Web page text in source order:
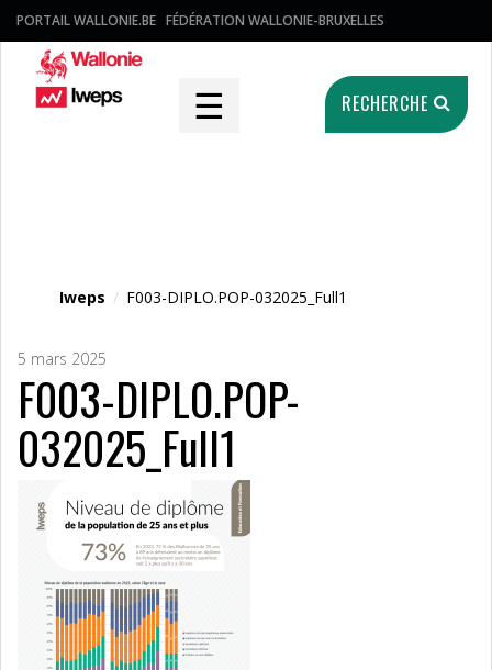
PORTAIL WALLONIE.BE FÉDÉRATION WALLONIE-BRUXELLES
☰ RECHERCHE
Iweps / F003-DIPLO.POP-032025_Full1
5 mars 2025
F003-DIPLO.POP-
032025_Full1